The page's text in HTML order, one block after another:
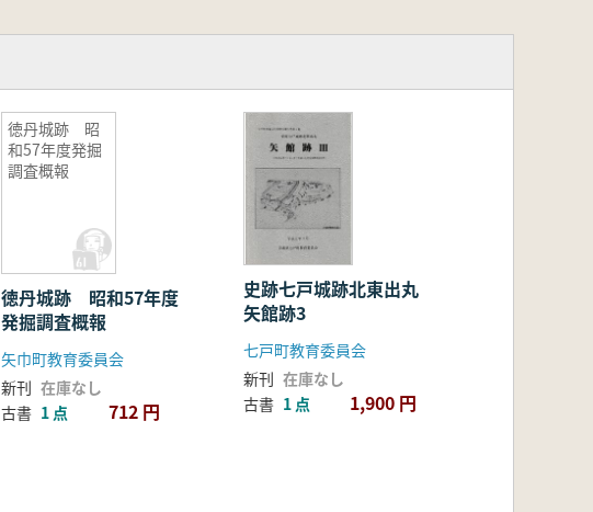
徳丹城跡 昭
和57年度発掘
調査概報
徳丹城跡 昭和57年度
発掘調査概報
矢巾町教育委員会
新刊 在庫なし
古書 1 点 712 円
史跡七戸城跡北東出丸
矢館跡3
七戸町教育委員会
新刊 在庫なし
古書 1 点 1,900 円